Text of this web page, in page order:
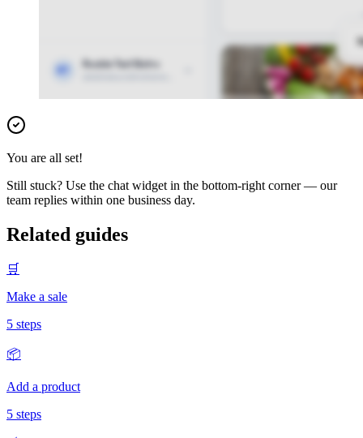
You are all set!
Still stuck? Use the chat widget in the bottom-right corner — our
team replies within one business day.
Related guides
🛒
Make a sale
5 steps
📦
Add a product
5 steps